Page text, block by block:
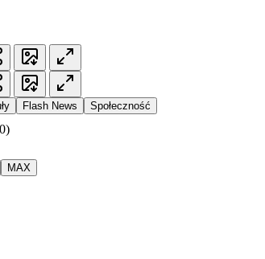
Flash News Społeczność
MAX